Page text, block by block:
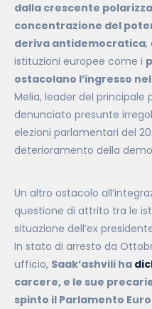
dalla crescente
concentrazione del
deriva antidemocratica,
istituzioni europee come i
ostacolano l’ingresso
Melia, leader del principale
denunciato presunte
elezioni parlamentari del
deterioramento della
Un altro ostacolo
questione di attrito tra le
situazione dell’ex
In stato di arresto da
ufficio, Saak’ashvili ha
carcere, e le sue
spinto il Parlamento